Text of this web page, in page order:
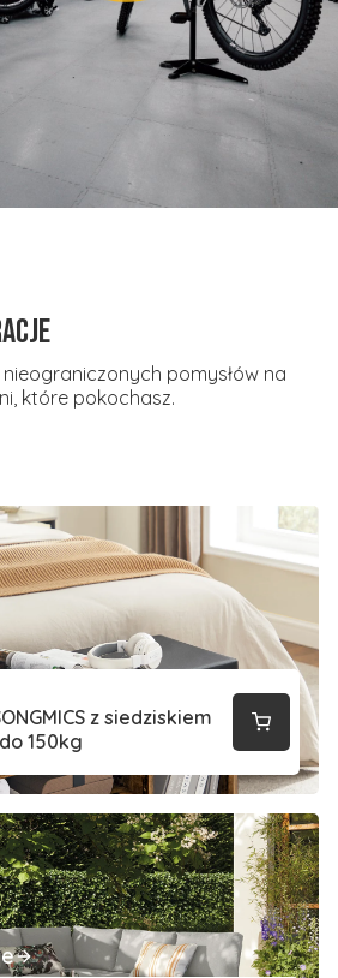
pomysłów na
które pokochasz.
z siedziskiem
150kg